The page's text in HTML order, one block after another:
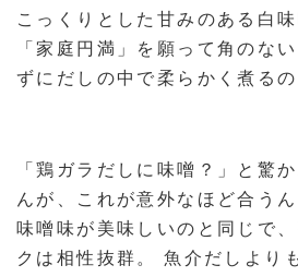
こっくりとした甘みのある白
「家庭円満」を願って角のな
ずにだしの中で柔らかく煮るの
「鶏ガラだしに味噌？」と驚
んが、これが意外なほど合う
味噌味が美味しいのと同じで
クは相性抜群。 魚介だしより